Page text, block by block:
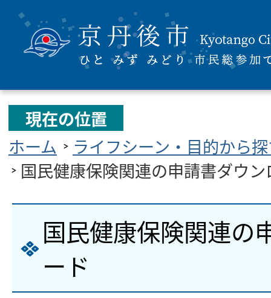
現在の位置
ホーム
ライフシーン・目的から
国民健康保険関連の申請書ダウ
国民健康保険関連の
ード